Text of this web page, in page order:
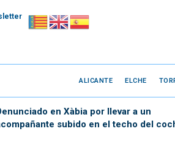
ALICANTE ELCHE
en Xàbia por llevar a un
subido en el techo del